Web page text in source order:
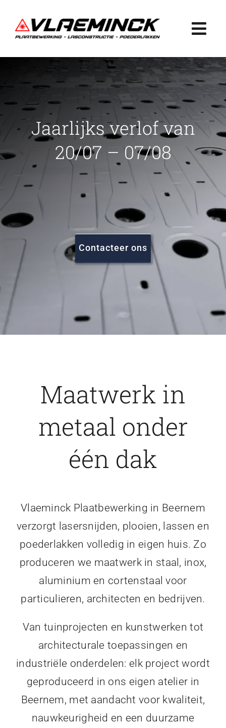
naar
inhoud
Plaatbewerking
Lasconstructie
Poederlakken
Projecten
FAQ
Vacatures
Jaarlijks verlof van
20/07 – 07/08
Contacteer ons
Maatwerk in
metaal onder
één dak
Vlaeminck Plaatbewerking in Beernem
verzorgt lasersnijden, plooien, lassen en
poederlakken volledig in eigen huis. Zo
produceren we maatwerk in staal, inox,
aluminium en cortenstaal voor
particulieren, architecten en bedrijven.
Van tuinprojecten en kunstwerken tot
architecturale toepassingen en
industriële onderdelen: elk project wordt
geproduceerd in ons eigen atelier in
Beernem, met aandacht voor kwaliteit,
nauwkeurigheid en een duurzame